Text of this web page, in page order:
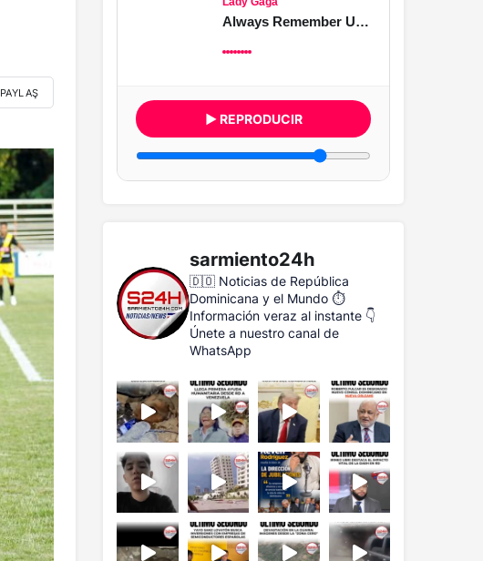
PAYLAŞ
Always Remember Us This Way
▶ REPRODUCIR
sarmiento24h
🇩🇴 Noticias de República
Dominicana y el Mundo ⏱️
Información veraz al instante 👇
Únete a nuestro canal de
WhatsApp